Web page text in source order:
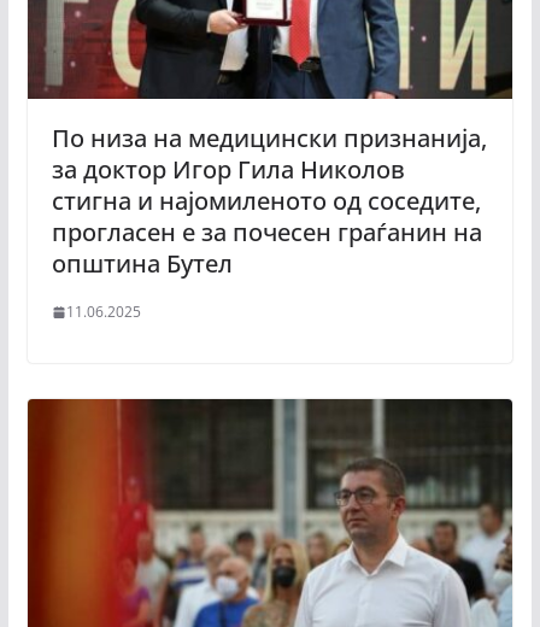
По низа на медицински признанија,
за доктор Игор Гила Николов
стигна и најомиленото од соседите,
прогласен е за почесен граѓанин на
општина Бутел
11.06.2025